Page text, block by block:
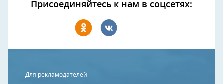
Присоединяйтесь к нам в соцсетях:
Для рекламодателей